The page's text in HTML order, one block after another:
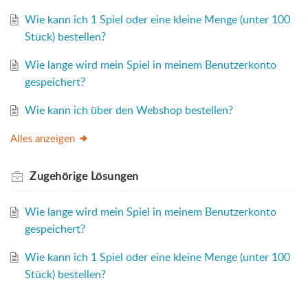
Wie kann ich 1 Spiel oder eine kleine Menge (unter 100
Stück) bestellen?
Wie lange wird mein Spiel in meinem Benutzerkonto
gespeichert?
Wie kann ich über den Webshop bestellen?
Alles anzeigen
Zugehörige Lösungen
Wie lange wird mein Spiel in meinem Benutzerkonto
gespeichert?
Wie kann ich 1 Spiel oder eine kleine Menge (unter 100
Stück) bestellen?